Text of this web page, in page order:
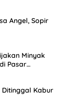
Angel, Sopir
Minyak
Pasar
Ditinggal Kabur